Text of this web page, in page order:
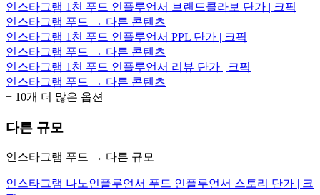
인스타그램 1천 푸드 인플루언서 브랜드콜라보 단가 | 크픽
인스타그램 푸드 → 다른 콘텐츠
인스타그램 1천 푸드 인플루언서 PPL 단가 | 크픽
인스타그램 푸드 → 다른 콘텐츠
인스타그램 1천 푸드 인플루언서 리뷰 단가 | 크픽
인스타그램 푸드 → 다른 콘텐츠
+ 10개 더 많은 옵션
다른 규모
인스타그램 푸드 → 다른 규모
인스타그램 나노인플루언서 푸드 인플루언서 스토리 단가 | 크